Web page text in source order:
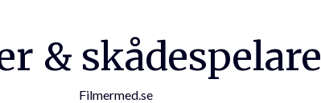
& skådespelare
Filmermed.se